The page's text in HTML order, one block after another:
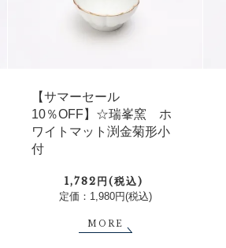
【サマーセール
10％OFF】☆瑞峯窯 ホ
ワイトマット渕金菊形小
付
1,782円(税込)
定価：1,980円(税込)
MORE